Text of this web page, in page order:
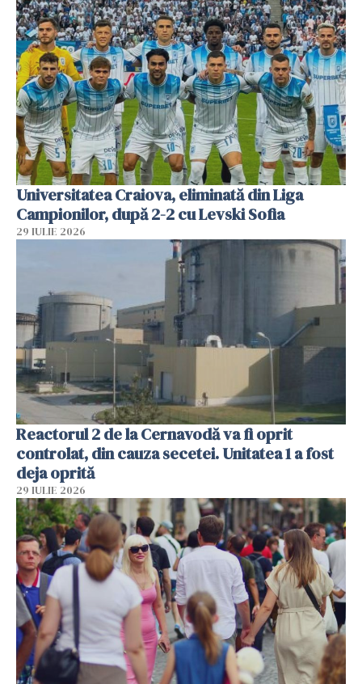
Universitatea Craiova, eliminată din Liga
Campionilor, după 2-2 cu Levski Sofia
29 IULIE 2026
Reactorul 2 de la Cernavodă va fi oprit
controlat, din cauza secetei. Unitatea 1 a fost
deja oprită
29 IULIE 2026